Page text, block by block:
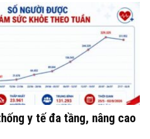
y tế đa tầng, nâng cao